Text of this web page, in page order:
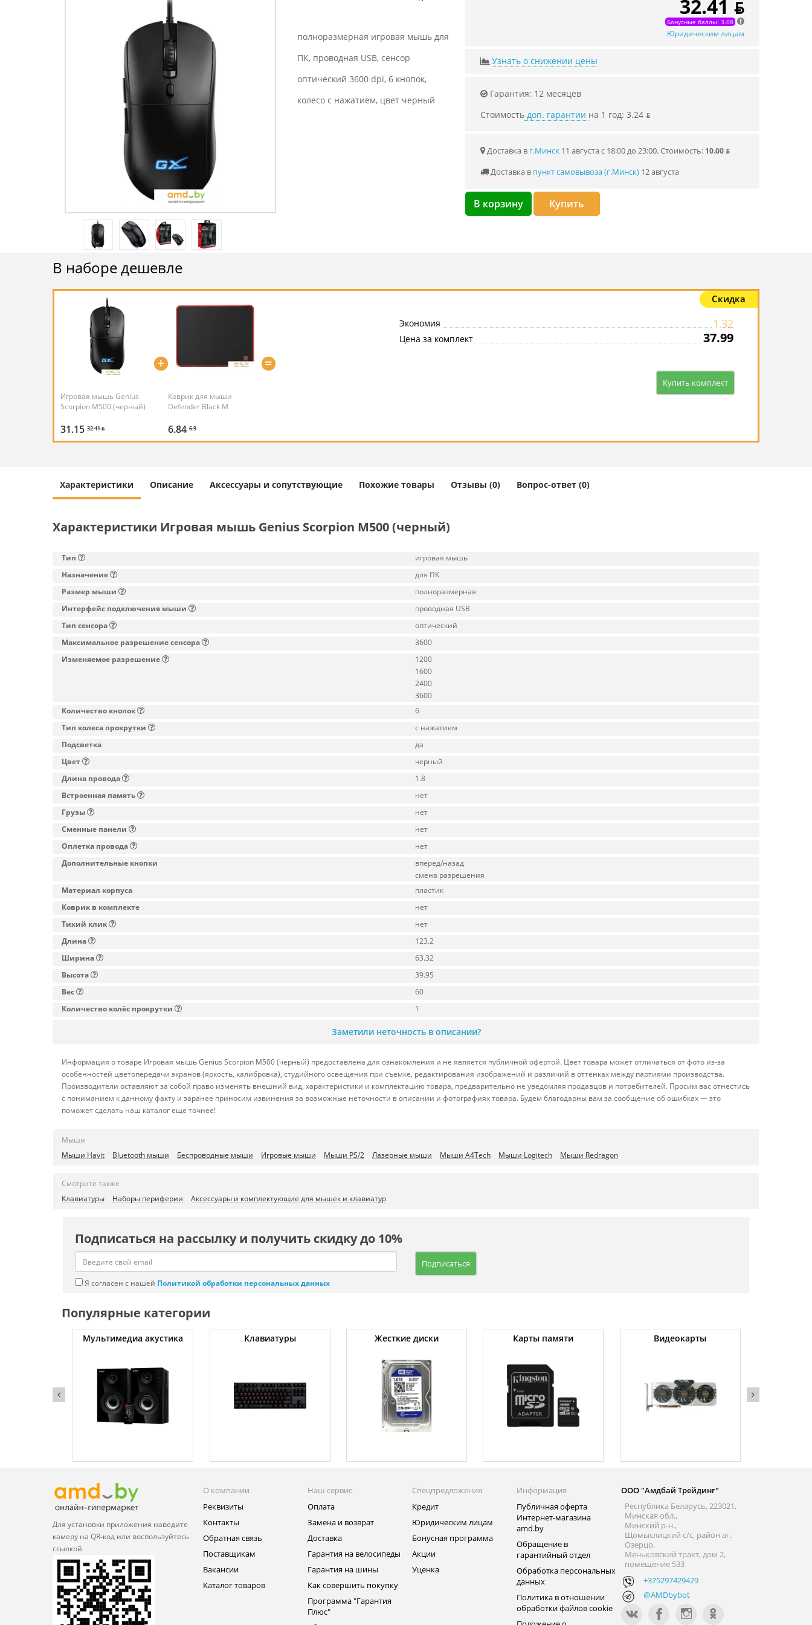
полноразмерная игровая мышь для
ПК, проводная USB, сенсор
оптический 3600 dpi, 6 кнопок,
колесо с нажатием, цвет черный
32.41 ƃ
Бонусные баллы: 3.08
Юридическим лицам
Узнать о снижении цены
Гарантия: 12 месяцев
Стоимостьдоп. гарантии на 1 год: 3.24 ƃ
Доставка в г.Минск11 августа с 18:00 до 23:00.Стоимость: 10.00 ƃ
Доставка в пункт самовывоза (г.Минск)12 августа
В корзину Купить
В наборе дешевле
Скидка
Игровая мышь Genius
Scorpion M500 (черный)
31.15 32.41 ƃ
+
Коврик для мыши
Defender Black M
6.84 6.9
=
Экономия 1.32
Цена за комплект 37.99
Купить комплект
Характеристики Описание Аксессуары и сопутствующие Похожие товары Отзывы (0) Вопрос-ответ (0)
Характеристики Игровая мышь Genius Scorpion M500 (черный)
Тип
игровая мышь
Назначение
для ПК
Размер мыши
полноразмерная
Интерфейс подключения мыши
проводная USB
Тип сенсора
оптический
Максимальное разрешение сенсора
3600
Изменяемое разрешение
1200
1600
2400
3600
Количество кнопок
6
Тип колеса прокрутки
с нажатием
Подсветка
да
Цвет
черный
Длина провода
1.8
Встроенная память
нет
Грузы
нет
Сменные панели
нет
Оплетка провода
нет
Дополнительные кнопки
вперед/назад
смена разрешения
Материал корпуса
пластик
Коврик в комплекте
нет
Тихий клик
нет
Длина
123.2
Ширина
63.32
Высота
39.95
Вес
60
Количество колёс прокрутки
1
Заметили неточность в описании?
Информация о товаре Игровая мышь Genius Scorpion M500 (черный) предоставлена для ознакомления и не является публичной офертой. Цвет товара может отличаться от фото из-за
особенностей цветопередачи экранов (яркость, калибровка), студийного освещения при съемке, редактирования изображений и различий в оттенках между партиями производства.
Производители оставляют за собой право изменять внешний вид, характеристики и комплектацию товара, предварительно не уведомляя продавцов и потребителей. Просим вас отнестись
с пониманием к данному факту и заранее приносим извинения за возможные неточности в описании и фотографиях товара. Будем благодарны вам за сообщение об ошибках — это
поможет сделать наш каталог еще точнее!
Мыши
Мыши Havit
Bluetooth мыши Беспроводные мыши Игровые мыши Мыши PS/2 Лазерные мыши Мыши A4Tech Мыши Logitech Мыши Redragon
Смотрите также
Клавиатуры
Наборы периферии Аксессуары и комплектующие для мышек и клавиатур
Подписаться на рассылку и получить скидку до 10%
Подписаться
Я согласен с нашей Политикой обработки персональных данных
Популярные категории
Мультимедиа акустика Клавиатуры Жесткие диски Карты памяти Видеокарты
Для установки приложения наведите
камеру на QR‑код или воспользуйтесь
ссылкой
О компании
Реквизиты
Контакты
Обратная связь
Поставщикам
Вакансии
Каталог товаров
Наш сервис
Оплата
Замена и возврат
Доставка
Гарантия на велосипеды
Гарантия на шины
Как совершить покупку
Программа "Гарантия
Плюс"
Спецпредложения
Кредит
Юридическим лицам
Бонусная программа
Акции
Уценка
Информация
Публичная оферта
Интернет-магазина
amd.by
Обращение в
гарантийный отдел
Обработка персональных
данных
Политика в отношении
обработки файлов cookie
ООО "Амдбай Трейдинг"
Республика Беларусь, 223021,
Минская обл.,
Минский р-н.,
Щомыслицкий с/с, район аг.
Озерцо,
Меньковский тракт, дом 2,
помещение 533
+375297429429
@AMDbybot